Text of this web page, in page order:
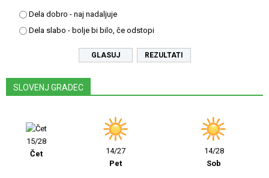
Dela dobro - naj nadaljuje
Dela slabo - bolje bi bilo, če odstopi
REZULTATI
SLOVENJ GRADEC
15/28
Čet
14/27
Pet
14/28
Sob